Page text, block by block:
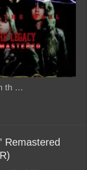
th …
Remastered